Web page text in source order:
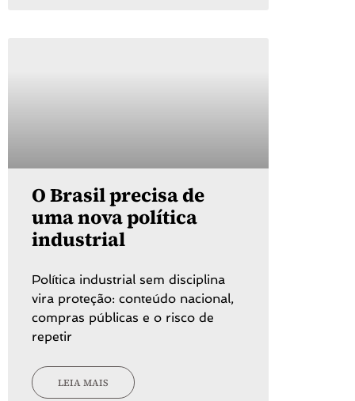
O Brasil precisa de
uma nova política
industrial
Política industrial sem disciplina
vira proteção: conteúdo nacional,
compras públicas e o risco de
repetir
LEIA MAIS